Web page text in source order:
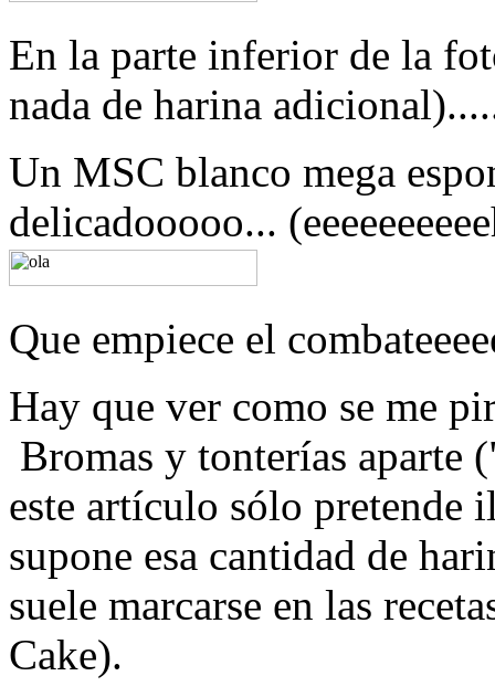
En la parte inferior de la
nada de harina
Un MSC blanco mega
delicadooooo...
Que empiece el
Hay que ver como se me
Bromas y tonterías aparte
este artículo sólo pretende
supone esa cantidad de
suele marcarse en las
Cake).